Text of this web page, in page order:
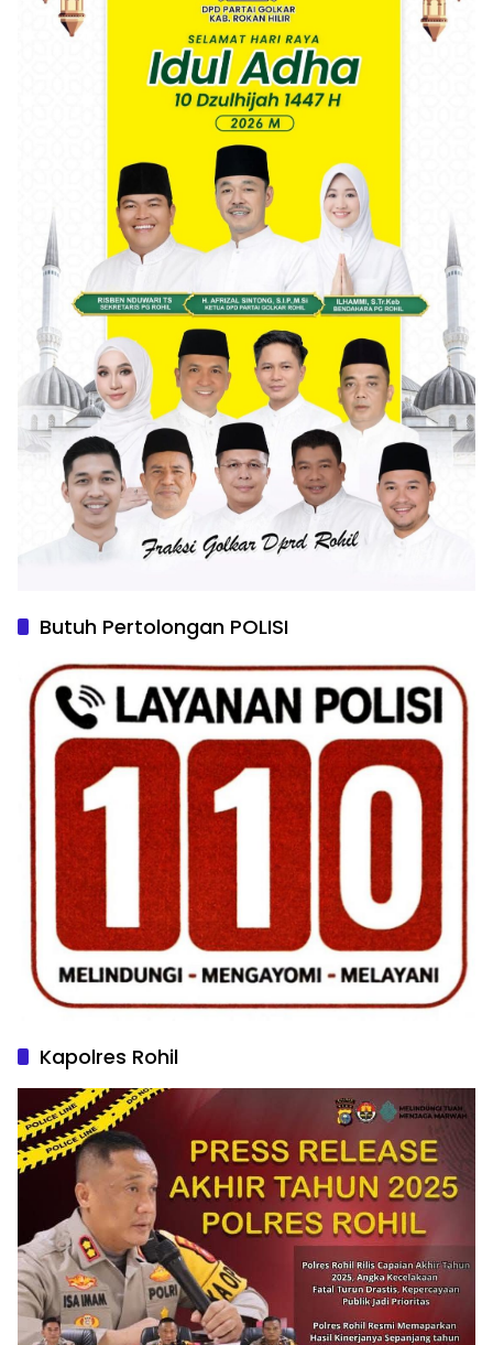
Butuh Pertolongan POLISI
Kapolres Rohil